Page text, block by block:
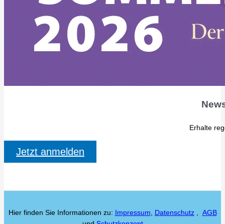
Erhalte
Jetzt anmelden
Hier finden Sie Informationen zu: Impressum, Datenschutz, AGB